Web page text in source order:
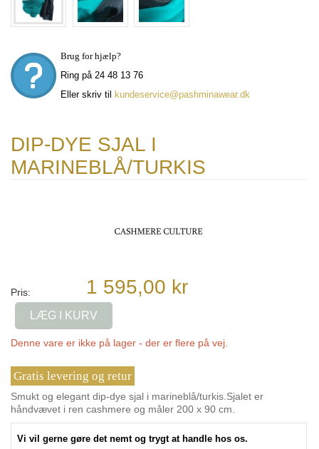
Brug for hjælp?
Ring på 24 48 13 76
Eller skriv til
kundeservice@pashminawear.dk
DIP-DYE SJAL I
MARINEBLÅ/TURKIS
Pris: 1 595,00 kr
LÆG I KURV
Denne vare er ikke på lager - der er flere på vej.
Gratis levering og retur
Smukt og elegant dip-dye sjal i marineblå/turkis.Sjalet er
håndvævet i ren cashmere og måler 200 x 90 cm.
Vi vil gerne gøre det nemt og trygt at handle hos os.